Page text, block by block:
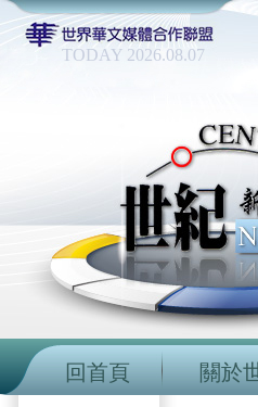
TODAY 2026.08.07
回首頁 關於